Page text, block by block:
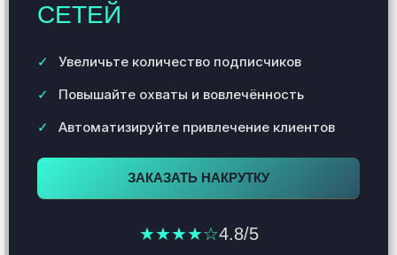
СЕТЕЙ
Увеличьте количество подписчиков
Повышайте охваты и вовлечённость
Автоматизируйте привлечение клиентов
ЗАКАЗАТЬ НАКРУТКУ
★★★★☆4.8/5